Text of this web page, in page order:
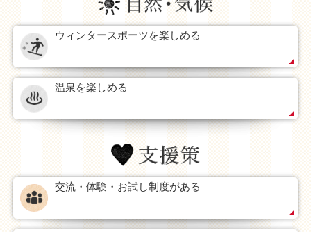
ウィンタースポーツを楽しめる
温泉を楽しめる
交流・体験・お試し制度がある